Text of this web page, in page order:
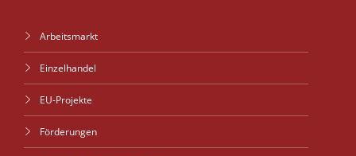
Arbeitsmarkt
Einzelhandel
EU-Projekte
Förderungen